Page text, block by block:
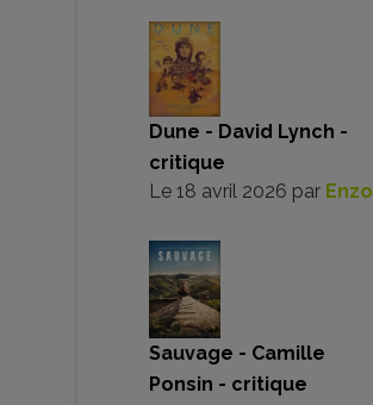
Dune - David Lynch -
critique
Le 18 avril 2026 par Enzo
Sauvage - Camille
Ponsin - critique